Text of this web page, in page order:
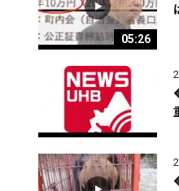
05:26カテゴ
エリ